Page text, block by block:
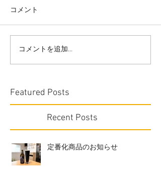
コメント
コメントを追加…
Featured Posts
Recent Posts
定番化商品のお知らせ